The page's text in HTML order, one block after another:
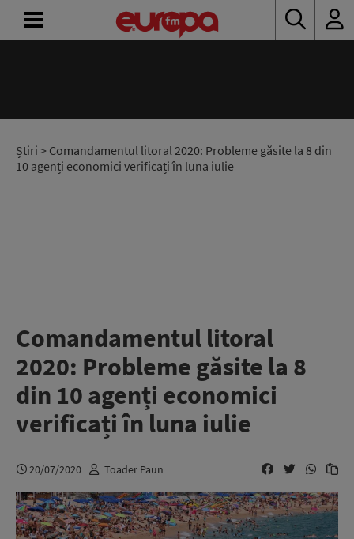
Știri > Comandamentul litoral 2020: Probleme găsite la 8 din
10 agenți economici verificați în luna iulie
Comandamentul litoral
2020: Probleme găsite la 8
din 10 agenți economici
verificați în luna iulie
20/07/2020 Toader Paun
RADIO